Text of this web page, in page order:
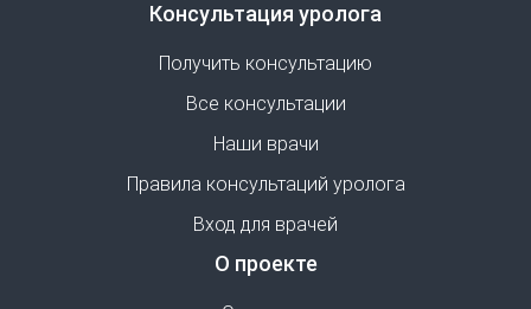
Консультация уролога
Получить консультацию
Все консультации
Наши врачи
Правила консультаций уролога
Вход для врачей
О проекте